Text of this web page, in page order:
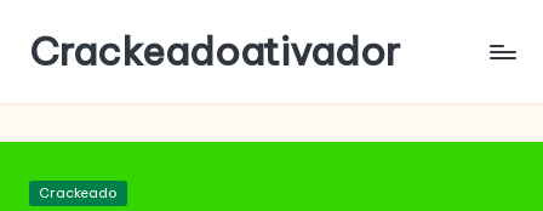
Skip
content
Crackeadoativador
Posted
Crackeado